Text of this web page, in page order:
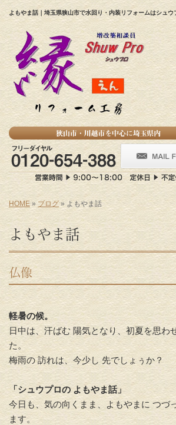
よもやま話｜埼玉県狭山市で水回り・内装リフォームはシュウ
HOME » ブログ» よもやま話
よもやま話
仏像
軽暑の候。
日中は、汗ばむ 陽気となり、初夏を思わ
た。
梅雨の 訪れは、今少し 先でしょぅか？
「シュウプロの よもやま話」
今日も、気の向くまま、よもやまに つづ
ます。